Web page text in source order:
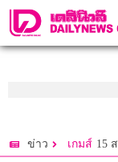
ข่าว เกมส์ 15